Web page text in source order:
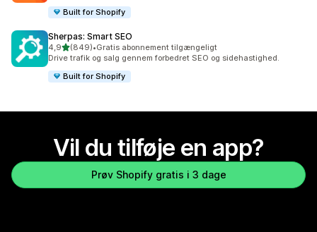
Built for Shopify
Sherpas: Smart SEO
4,9ud af 5 stjerner
(849)
849 anmeldelser i alt
•Gratis abonnement tilgængeligt
Drive trafik og salg gennem forbedret SEO og sidehastighed.
Built for Shopify
Vil du tilføje en app?
Prøv Shopify gratis i 3 dage